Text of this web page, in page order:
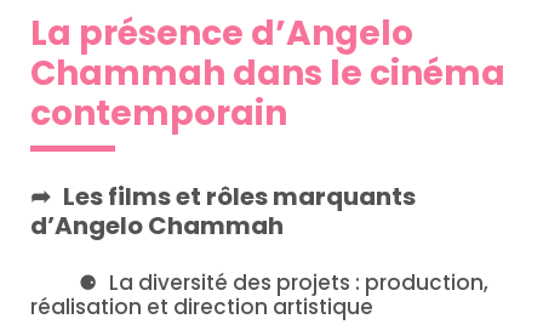
La présence d’Angelo
Chammah dans le cinéma
contemporain
Les films et rôles marquants
d’Angelo Chammah
La diversité des projets : production,
réalisation et direction artistique